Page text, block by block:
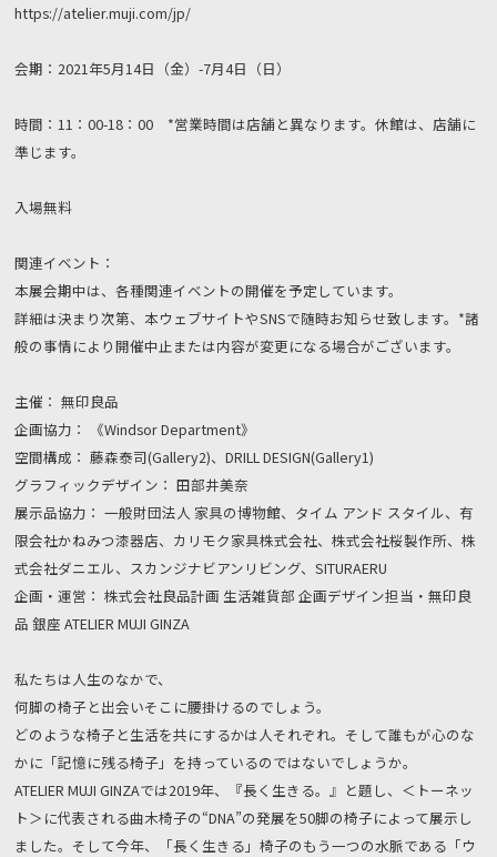
https://atelier.muji.com/jp/
会期：2021年5月14日（金）-7月4日（日）
時間：11：00-18：00 *営業時間は店舗と異なります。休館は、店舗に
準じます。
入場無料
関連イベント：
本展会期中は、各種関連イベントの開催を予定しています。
詳細は決まり次第、本ウェブサイトやSNSで随時お知らせ致します。*諸
般の事情により開催中止または内容が変更になる場合がございます。
主催： 無印良品
企画協力： 《Windsor Department》
空間構成： 藤森泰司(Gallery2)、DRILL DESIGN(Gallery1)
グラフィックデザイン： 田部井美奈
展示品協力： 一般財団法人 家具の博物館、タイム アンド スタイル、有
限会社かねみつ漆器店、カリモク家具株式会社、株式会社桜製作所、株
式会社ダニエル、スカンジナビアンリビング、SITURAERU
企画・運営： 株式会社良品計画 生活雑貨部 企画デザイン担当・無印良
品 銀座 ATELIER MUJI GINZA
私たちは人生のなかで、
何脚の椅子と出会いそこに腰掛けるのでしょう。
どのような椅子と生活を共にするかは人それぞれ。そして誰もが心のな
かに「記憶に残る椅子」を持っているのではないでしょうか。
ATELIER MUJI GINZAでは2019年、『長く生きる。』と題し、＜トーネッ
ト＞に代表される曲木椅子の“DNA”の発展を50脚の椅子によって展示し
ました。そして今年、「長く生きる」椅子のもう一つの水脈である「ウ